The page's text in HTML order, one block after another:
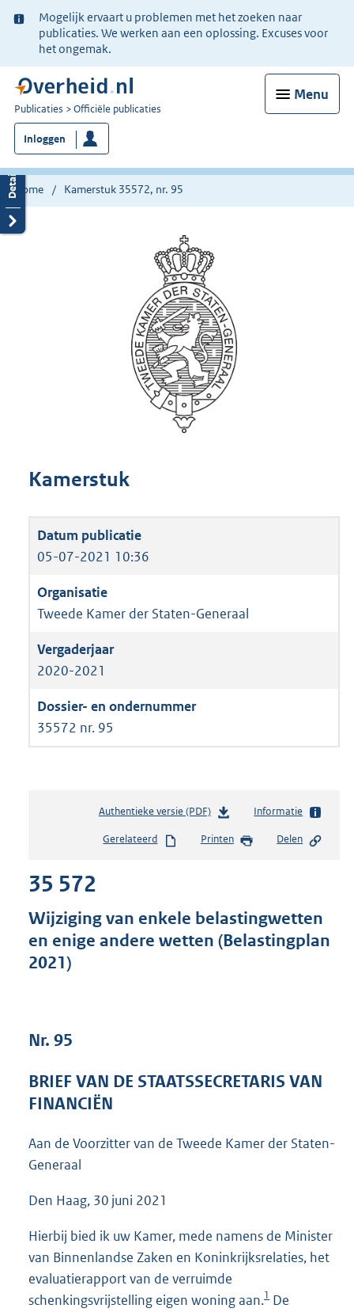
Ter
informatie:
Mogelijk ervaart u problemen met het zoeken naar
publicaties. We werken aan een oplossing. Excuses voor
het ongemak.
Menu
U
bent
nu
hier:
Publicaties Officiële publicaties
Inloggen
Home Kamerstuk 35572, nr. 95
Kamerstuk
05-07-2021 10:36
Tweede Kamer der Staten-Generaal
2020-2021
35572 nr. 95
Authentieke versie (PDF)b
s
d
s
g
5
Informatie
Gerelateerd Printen Delen
35 572
Wijziging van enkele belastingwetten
en enige andere wetten (Belastingplan
2021)
Nr. 95
BRIEF VAN DE STAATSSECRETARIS VAN
FINANCIËN
Aan de Voorzitter van de Tweede Kamer der Staten-
Generaal
Den Haag, 30 juni 2021
Hierbij bied ik uw Kamer, mede namens de Minister
van Binnenlandse Zaken en Koninkrijksrelaties, het
evaluatierapport van de verruimde
schenkingsvrijstelling eigen woning aan.1 De